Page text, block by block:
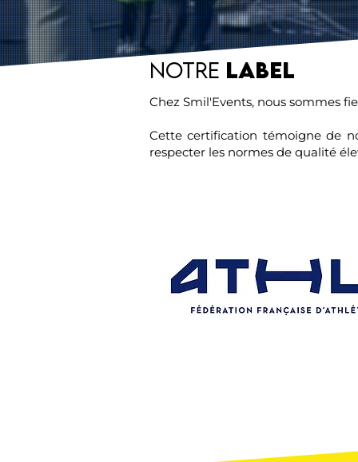
Notre Label
Chez Smil'Events, nous sommes
Cette certification témoigne de
respecter les normes de qualité